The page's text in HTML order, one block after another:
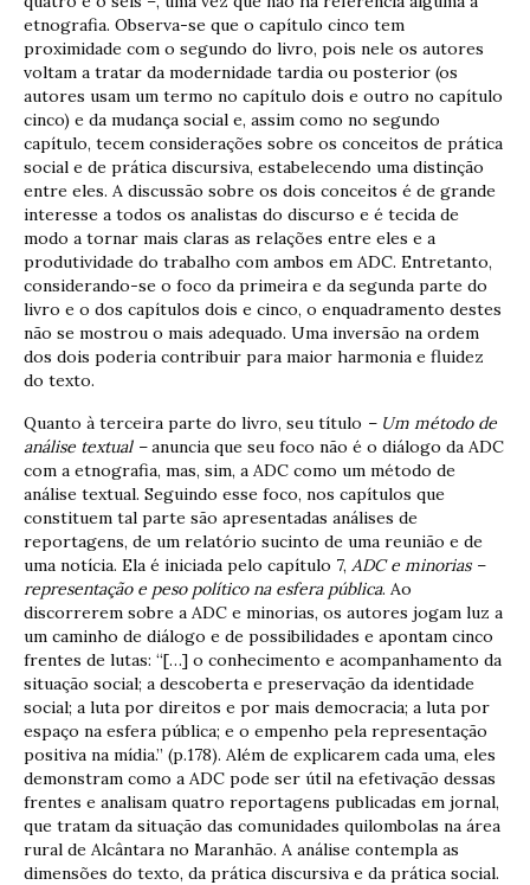
etnografia. Observa-se que o capítulo cinco tem
proximidade com o segundo do livro, pois nele os autores
voltam a tratar da modernidade tardia ou posterior (os
autores usam um termo no capítulo dois e outro no capítulo
cinco) e da mudança social e, assim como no segundo
capítulo, tecem considerações sobre os conceitos de prática
social e de prática discursiva, estabelecendo uma distinção
entre eles. A discussão sobre os dois conceitos é de grande
interesse a todos os analistas do discurso e é tecida de
modo a tornar mais claras as relações entre eles e a
produtividade do trabalho com ambos em ADC. Entretanto,
considerando-se o foco da primeira e da segunda parte do
livro e o dos capítulos dois e cinco, o enquadramento destes
não se mostrou o mais adequado. Uma inversão na ordem
dos dois poderia contribuir para maior harmonia e fluidez
do texto.
Quanto à terceira parte do livro, seu título – Um método de
análise textual –anuncia que seu foco não é o diálogo da ADC
com a etnografia, mas, sim, a ADC como um método de
análise textual. Seguindo esse foco, nos capítulos que
constituem tal parte são apresentadas análises de
reportagens, de um relatório sucinto de uma reunião e de
uma notícia. Ela é iniciada pelo capítulo 7, ADC e minorias –
representação e peso político na esfera pública. Ao
discorrerem sobre a ADC e minorias, os autores jogam luz a
um caminho de diálogo e de possibilidades e apontam cinco
frentes de lutas: “[…] o conhecimento e acompanhamento da
situação social; a descoberta e preservação da identidade
social; a luta por direitos e por mais democracia; a luta por
espaço na esfera pública; e o empenho pela representação
positiva na mídia.” (p.178). Além de explicarem cada uma, eles
demonstram como a ADC pode ser útil na efetivação dessas
frentes e analisam quatro reportagens publicadas em jornal,
que tratam da situação das comunidades quilombolas na área
rural de Alcântara no Maranhão. A análise contempla as
dimensões do texto, da prática discursiva e da prática social.